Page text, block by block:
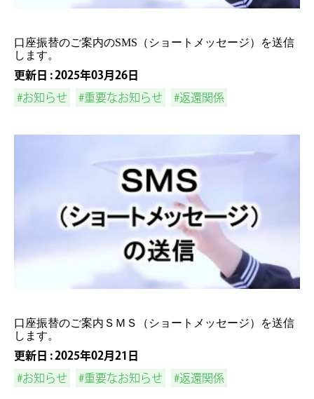
口座振替のご案内のSMS（ショートメッセージ）を送信
します。
更新日 : 2025年03月26日
#お知らせ
#重要なお知らせ #返還関係
口座振替のご案内ＳＭＳ（ショートメッセージ）を送信
します。
更新日 : 2025年02月21日
#お知らせ
#重要なお知らせ #返還関係